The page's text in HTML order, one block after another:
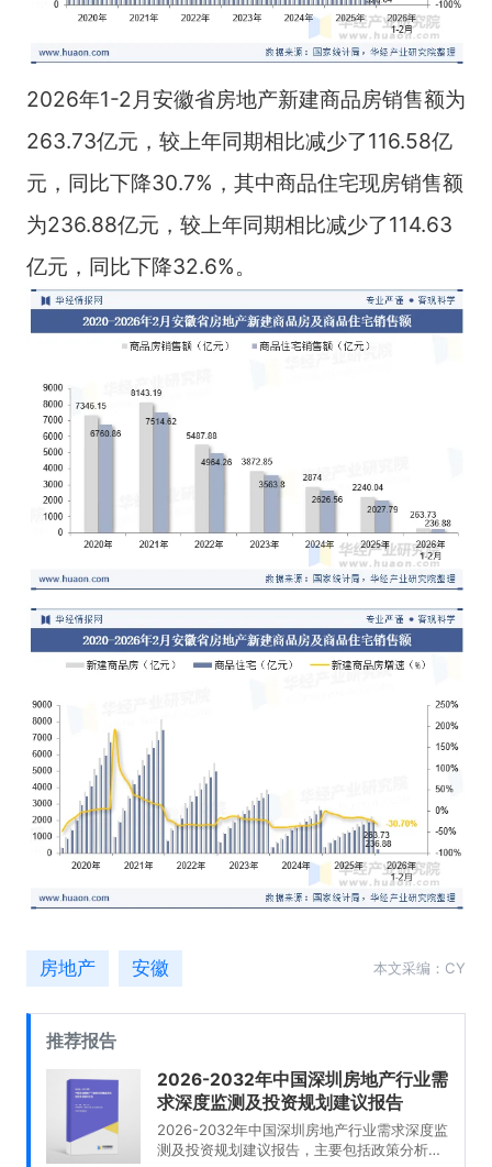
2026年1-2月安徽省房地产新建商品房销售额为
263.73亿元，较上年同期相比减少了116.58亿
元，同比下降30.7%，其中商品住宅现房销售额
为236.88亿元，较上年同期相比减少了114.63
亿元，同比下降32.6%。
房地产 安徽 本文采编：CY
推荐报告
2026-2032年中国深圳房地产行业需
求深度监测及投资规划建议报告
2026-2032年中国深圳房地产行业需求深度监
测及投资规划建议报告，主要包括政策分析、